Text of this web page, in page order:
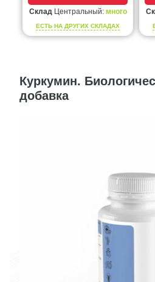
СкладЦентральный: много
ЕСТЬ НА ДРУГИХ СКЛАДАХ
Куркумин.
добавка